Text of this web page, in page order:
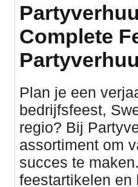
Complete
Plan je een
bedrijfsfeest,
regio? Bij
assortiment om
succes te
feestartikelen en